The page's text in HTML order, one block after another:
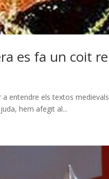
es fa un coit
entendre els textos
hem afegit al...